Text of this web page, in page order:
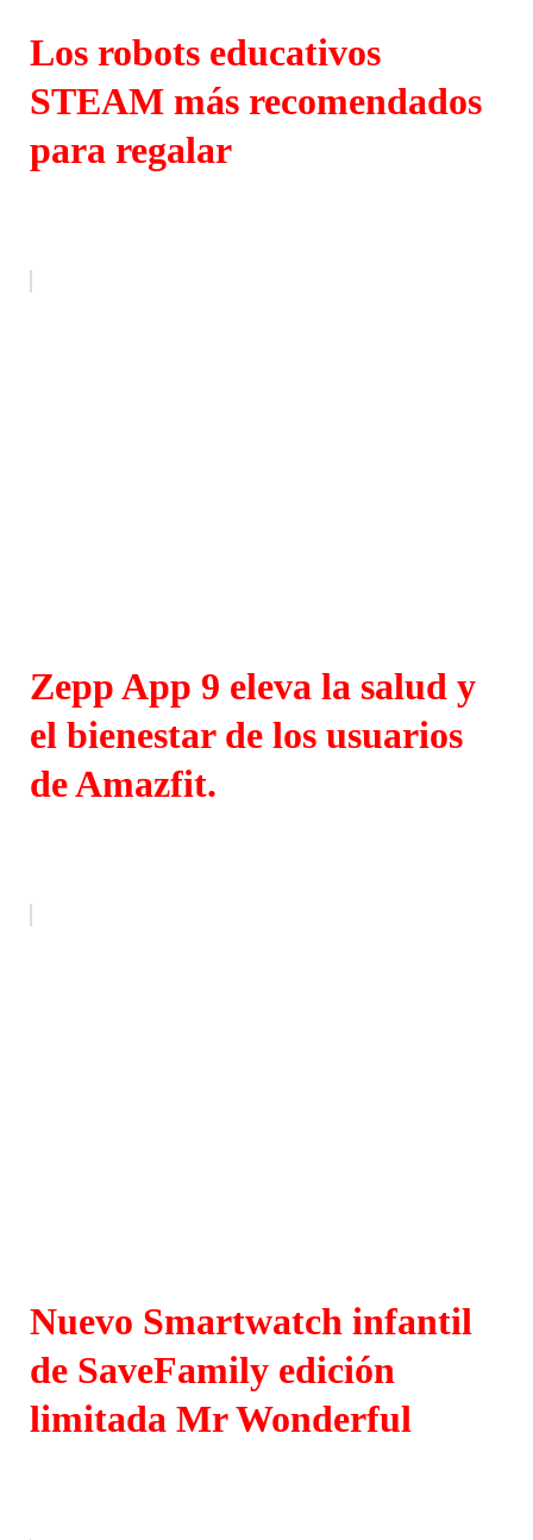
Los robots educativos
STEAM más recomendados
para regalar
Zepp App 9 eleva la salud y
el bienestar de los usuarios
de Amazfit.
Nuevo Smartwatch infantil
de SaveFamily edición
limitada Mr Wonderful